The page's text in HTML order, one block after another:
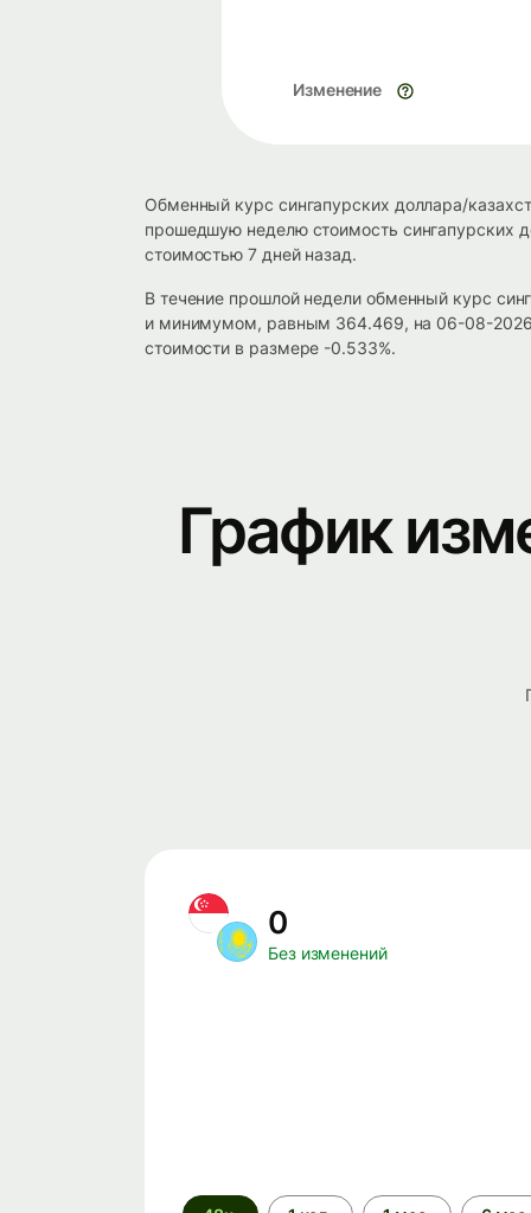
Изменение
Обменный курс сингапурских доллара/
прошедшую неделю стоимость сингапурских
стоимостью 7 дней назад.
В течение прошлой недели обменный курс
и минимумом, равным 364.469, на 06-08-
стоимости в размере -0.533%.
График
0
Без изменений
Период